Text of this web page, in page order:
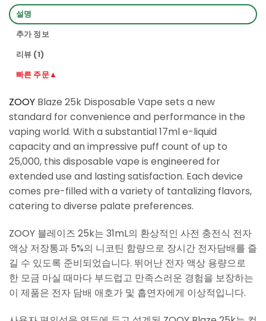
설명
추가 정보
리뷰 (1)
빠른 주문▲
ZOOY Blaze 25k Disposable Vape sets a new
standard for convenience and performance in the
vaping world. With a substantial 17ml e-liquid
capacity and an impressive puff count of up to
25,000, this disposable vape is engineered for
extended use and lasting satisfaction. Each device
comes pre-filled with a variety of tantalizing flavors,
catering to diverse palate preferences.
ZOOY 블레이즈 25k는 31mL의 환상적인 사전 충전식 전자
액상 저장통과 5%의 니코틴 함량으로 장시간 전자담배를 즐
길 수 있도록 준비되었습니다. 뛰어난 전자 액상 용량으로
한 모금 마실 때마다 부드럽고 만족스러운 경험을 보장하는
이 제품은 전자 담배 애호가 및 흡연자에게 이상적입니다.